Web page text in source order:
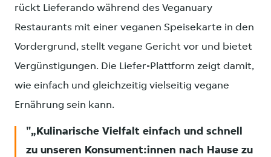
rückt Lieferando während des Veganuary
Restaurants mit einer veganen Speisekarte in den
Vordergrund, stellt vegane Gericht vor und bietet
Vergünstigungen. Die Liefer-Plattform zeigt damit,
wie einfach und gleichzeitig vielseitig vegane
Ernährung sein kann.
„Kulinarische Vielfalt einfach und schnell
zu unseren Konsument:innen nach Hause zu